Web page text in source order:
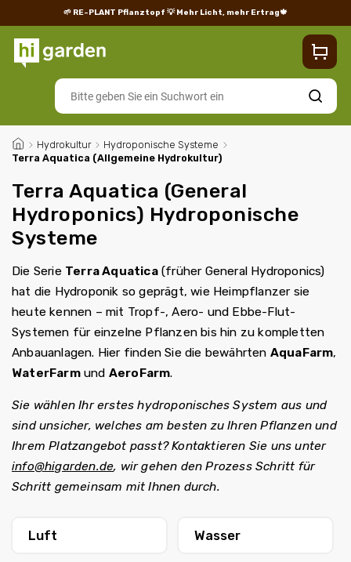
🌱 RE-PLANT Pflanztopf 💡 Mehr Licht, mehr Ertrag🍁
Suchen
/ Hydrokultur / Hydroponische Systeme /
Terra Aquatica (Allgemeine Hydrokultur)
Terra Aquatica (General
Hydroponics) Hydroponische
Systeme
Die Serie Terra Aquatica(früher General Hydroponics)
hat die Hydroponik so geprägt, wie Heimpflanzer sie
heute kennen – mit Tropf-, Aero- und Ebbe-Flut-
Systemen für einzelne Pflanzen bis hin zu kompletten
Anbauanlagen. Hier finden Sie die bewährten AquaFarm,
WaterFarmund AeroFarm.
Sie wählen Ihr erstes hydroponisches System aus und
sind unsicher, welches am besten zu Ihren Pflanzen und
Ihrem Platzangebot passt? Kontaktieren Sie uns unter
info@higarden.de, wir gehen den Prozess Schritt für
Schritt gemeinsam mit Ihnen durch.
Luft Wasser